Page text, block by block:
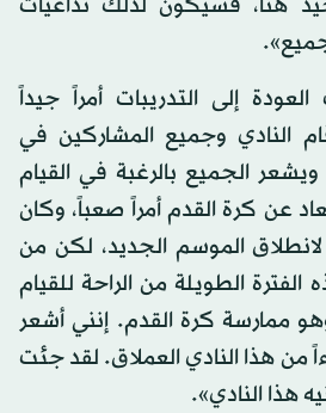
هنا، فسيكون لذلك تداعيات
إلى التدريبات أمراً جيداً
النادي وجميع المشاركين في
ويشعر الجميع بالرغبة في القيام
عن كرة القدم أمراً صعباً، وكان
لانطلاق الموسم الجديد، لكن من
الفترة الطويلة من الراحة للقيام
ممارسة كرة القدم. إنني أشعر
من هذا النادي العملاق. لقد جئت
هذا النادي».